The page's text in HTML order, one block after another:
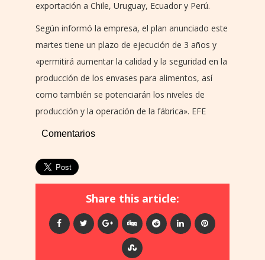
exportación a Chile, Uruguay, Ecuador y Perú.
Según informó la empresa, el plan anunciado este
martes tiene un plazo de ejecución de 3 años y
«permitirá aumentar la calidad y la seguridad en la
producción de los envases para alimentos, así
como también se potenciarán los niveles de
producción y la operación de la fábrica». EFE
Comentarios
Share this article: